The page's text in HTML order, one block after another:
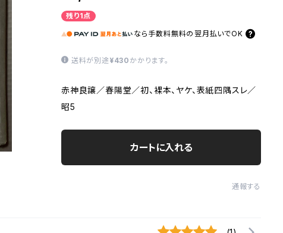
残り1点
なら 手数料無料の 翌月払いでOK
送料が別途 ¥430 かかります。
赤神良譲／春陽堂／初、裸本、ヤケ、表紙四隅スレ／
昭5
カートに入れる
通報する